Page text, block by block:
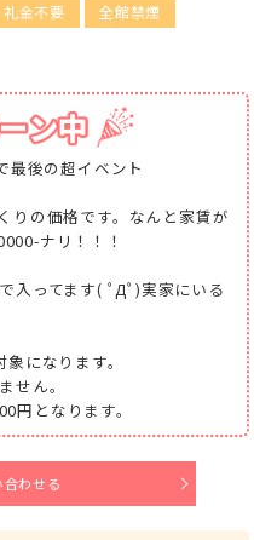
金不要
全館禁煙
最後の超イベント
りの価格です。なんと家賃が
ナリ！！！
入ってます( ﾟДﾟ)実家にいる
になります。
せん。
円となります。
わせる